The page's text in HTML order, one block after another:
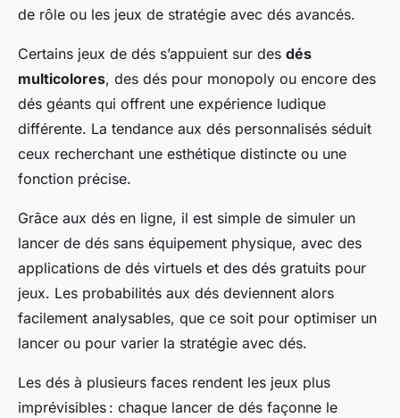
de rôle ou les jeux de stratégie avec dés avancés.
Certains jeux de dés s’appuient sur des dés
multicolores, des dés pour monopoly ou encore des
dés géants qui offrent une expérience ludique
différente. La tendance aux dés personnalisés séduit
ceux recherchant une esthétique distincte ou une
fonction précise.
Grâce aux dés en ligne, il est simple de simuler un
lancer de dés sans équipement physique, avec des
applications de dés virtuels et des dés gratuits pour
jeux. Les probabilités aux dés deviennent alors
facilement analysables, que ce soit pour optimiser un
lancer ou pour varier la stratégie avec dés.
Les dés à plusieurs faces rendent les jeux plus
imprévisibles : chaque lancer de dés façonne le